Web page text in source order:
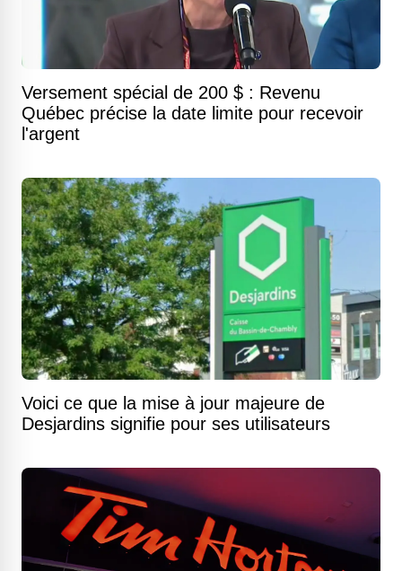
Versement spécial de 200 $ : Revenu
Québec précise la date limite pour recevoir
l'argent
Voici ce que la mise à jour majeure de
Desjardins signifie pour ses utilisateurs